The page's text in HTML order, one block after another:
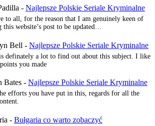
- Najlepsze Polskie Seriale Kryminalne
to all, for the reason that I am genuinely keen of
this website’s post to be updated…
Bell - Najlepsze Polskie Seriale Kryminalne
definately a lot to find out about this subject. I like
you made
Bates - Najlepsze Polskie Seriale Kryminalne
efforts you have put in this, regards for all the
- Bułgaria co warto zobaczyć